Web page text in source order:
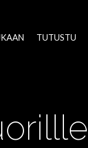
TUTUSTU